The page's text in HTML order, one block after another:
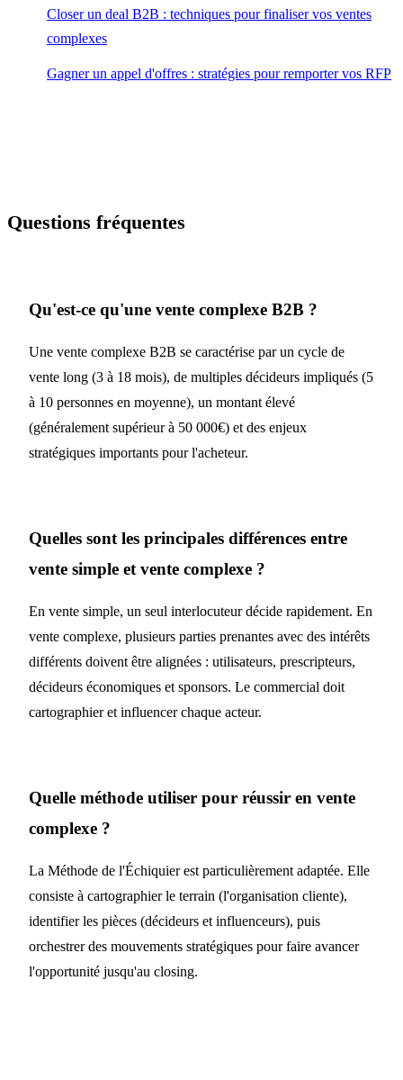
Closer un deal B2B : techniques pour finaliser vos ventes
complexes
Gagner un appel d'offres : stratégies pour remporter vos RFP
Questions fréquentes
Qu'est-ce qu'une vente complexe B2B ?
Une vente complexe B2B se caractérise par un cycle de
vente long (3 à 18 mois), de multiples décideurs impliqués (5
à 10 personnes en moyenne), un montant élevé
(généralement supérieur à 50 000€) et des enjeux
stratégiques importants pour l'acheteur.
Quelles sont les principales différences entre
vente simple et vente complexe ?
En vente simple, un seul interlocuteur décide rapidement. En
vente complexe, plusieurs parties prenantes avec des intérêts
différents doivent être alignées : utilisateurs, prescripteurs,
décideurs économiques et sponsors. Le commercial doit
cartographier et influencer chaque acteur.
Quelle méthode utiliser pour réussir en vente
complexe ?
La Méthode de l'Échiquier est particulièrement adaptée. Elle
consiste à cartographier le terrain (l'organisation cliente),
identifier les pièces (décideurs et influenceurs), puis
orchestrer des mouvements stratégiques pour faire avancer
l'opportunité jusqu'au closing.